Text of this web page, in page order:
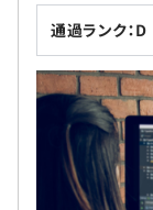
定期的に面談
流れとなります
基本的には上
すが、その達
なく、チーム
入れて、公正
通過ランク：D